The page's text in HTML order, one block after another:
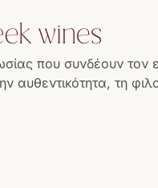
που συνδέουν
τη